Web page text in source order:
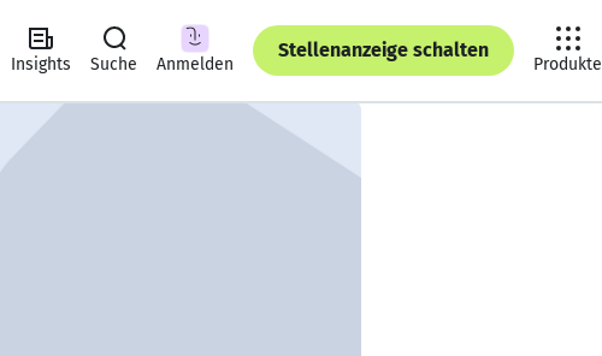
Insights Suche Anmelden
Stellenanzeige schalten
Produkte